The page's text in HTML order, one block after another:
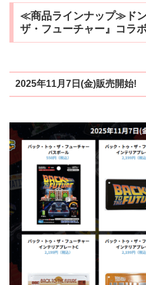
≪商品ラインナップ≫ドン
ザ・フューチャー』コラ
2025年11月7日(金)販売開始!